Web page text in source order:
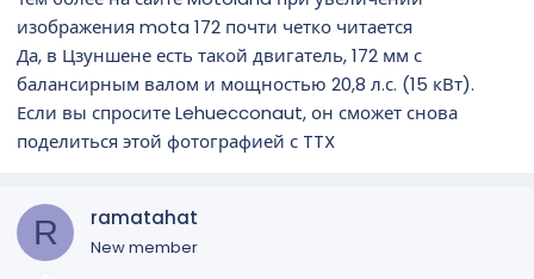
изображения mota 172 почти четко читается
Да, в Цзуншене есть такой двигатель, 172 мм с
балансирным валом и мощностью 20,8 л.с. (15 кВт).
Если вы спросите Lehuecconaut, он сможет снова
поделиться этой фотографией с TTX
R ramatahat
New member